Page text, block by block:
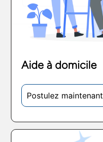
Aide à domicile
Postulez maintenant